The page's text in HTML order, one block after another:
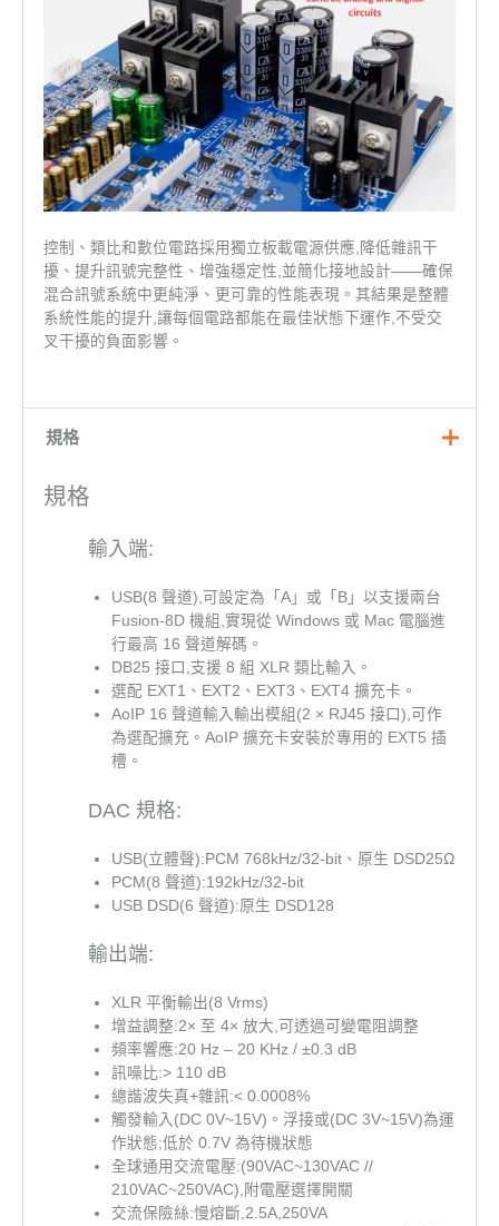
控制、類比和數位電路採用獨立板載電源供應,降低雜訊干
擾、提升訊號完整性、增強穩定性,並簡化接地設計——確保
混合訊號系統中更純淨、更可靠的性能表現。其結果是整體
系統性能的提升,讓每個電路都能在最佳狀態下運作,不受交
叉干擾的負面影響。
規格
規格
輸入端:
USB(8 聲道),可設定為「A」或「B」以支援兩台
Fusion-8D 機組,實現從 Windows 或 Mac 電腦進
行最高 16 聲道解碼。
DB25 接口,支援 8 組 XLR 類比輸入。
選配 EXT1、EXT2、EXT3、EXT4 擴充卡。
AoIP 16 聲道輸入輸出模組(2 × RJ45 接口),可作
為選配擴充。AoIP 擴充卡安裝於專用的 EXT5 插
槽。
DAC 規格:
USB(立體聲):PCM 768kHz/32-bit、原生 DSD25Ω
PCM(8 聲道):192kHz/32-bit
USB DSD(6 聲道):原生 DSD128
輸出端:
XLR 平衡輸出(8 Vrms)
增益調整:2× 至 4× 放大,可透過可變電阻調整
頻率響應:20 Hz – 20 KHz / ±0.3 dB
訊噪比:> 110 dB
總諧波失真+雜訊:< 0.0008%
觸發輸入(DC 0V~15V)。浮接或(DC 3V~15V)為運
作狀態;低於 0.7V 為待機狀態
全球通用交流電壓:(90VAC~130VAC //
210VAC~250VAC),附電壓選擇開關
交流保險絲:慢熔斷,2.5A,250VA